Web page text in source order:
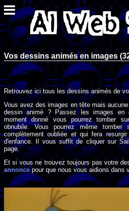
Vos dessins animés en images
Retrouvez ici tous les dessins animés de
Vous avez des images en tête mais
dessin animé ? Passez les images
moment donné vous pourrez tomber
obnubile. Vous pourrez même
complètement oubliée et qui fera
d'enfance. Il vous suffit de cliquer sur
page.
Et si vous ne trouvez toujours pas votre
annoncepour que nous vous aidions dans